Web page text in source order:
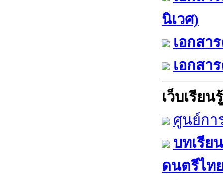
นิเวศ)
เอกสา
เอกสา
เว็บเรียนรู้
ศูนย์กา
บทเรีย
ดนตรีไท